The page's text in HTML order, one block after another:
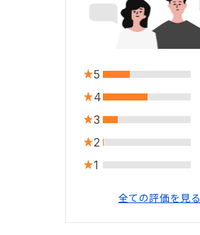
5
4
3
2
1
全ての評価を見る